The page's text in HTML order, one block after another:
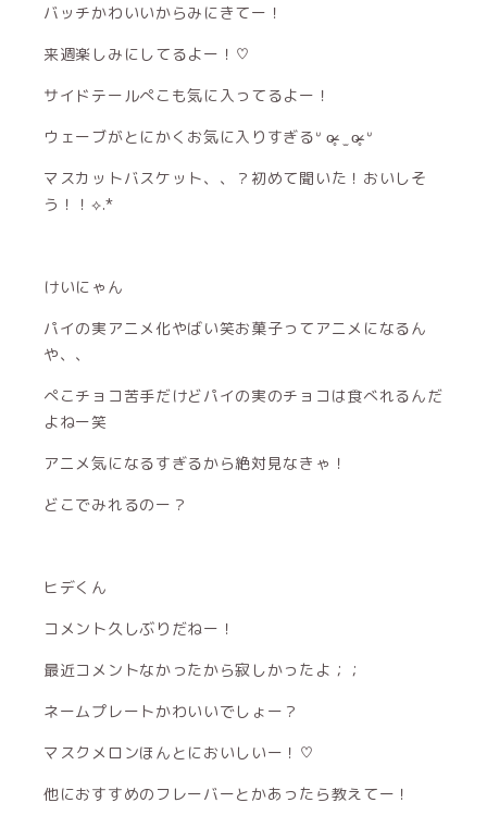
バッチかわいいからみにきてー！
来週楽しみにしてるよー！♡
サイドテールぺこも気に入ってるよー！
ウェーブがとにかくお気に入りすぎるᐡ o̴̶̷̥ ̫ o̴̶̷̥ ᐡ
マスカットバスケット、、？初めて聞いた！おいしそ
う！！⟡.*
けいにゃん
パイの実アニメ化やばい笑お菓子ってアニメになるん
や、、
ぺこチョコ苦手だけどパイの実のチョコは食べれるんだ
よねー笑
アニメ気になるすぎるから絶対見なきゃ！
どこでみれるのー？
ヒデくん
コメント久しぶりだねー！
最近コメントなかったから寂しかったよ；；
ネームプレートかわいいでしょー？
マスクメロンほんとにおいしいー！♡
他におすすめのフレーバーとかあったら教えてー！